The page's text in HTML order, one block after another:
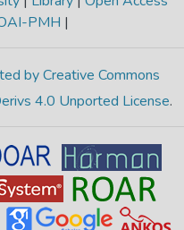
PMH |
by Creative Commons
4.0 Unported License.